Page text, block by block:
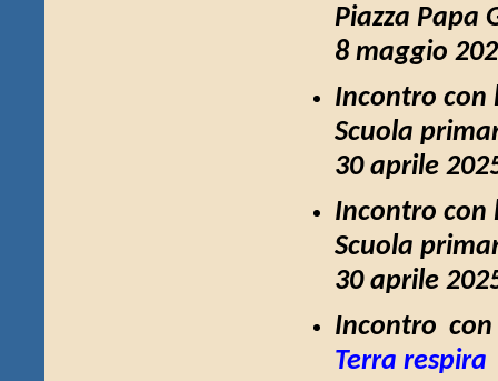
Piazza Papa
8 maggio
Incontro
Scuola
30 aprile
Incontro
Scuola
30 aprile
Incontro
Terra respira